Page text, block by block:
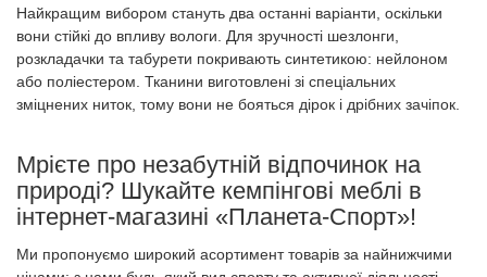
Найкращим вибором стануть два останні варіанти, оскільки
вони стійкі до впливу вологи. Для зручності шезлонги,
розкладачки та табурети покривають синтетикою: нейлоном
або поліестером. Тканини виготовлені зі спеціальних
зміцнених ниток, тому вони не бояться дірок і дрібних зачіпок.
Мрієте про незабутній відпочинок на
природі? Шукайте кемпінгові меблі в
інтернет-магазині «Планета-Спорт»!
Ми пропонуємо широкий асортимент товарів за найнижчими